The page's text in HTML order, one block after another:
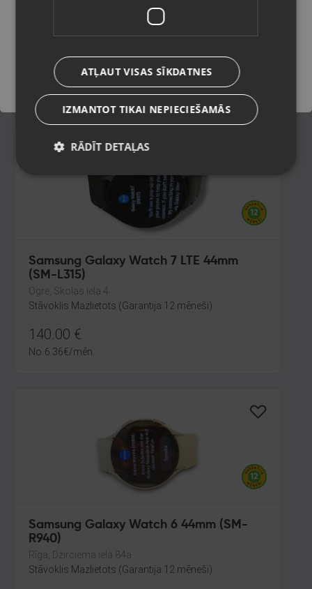
76.00
3.46€/mēn.
Samsung Galaxy Watch 7 LTE 44mm
(SM-L315)
Ogre, Skolas iela 4
Stāvoklis Mazlietots (Garantija 12 mēneši)
140.00 €
No 6.36€/mēn.
Samsung Galaxy Watch 6 44mm (SM-
R940)
Rīga, Dzirciema iela 84a
Stāvoklis Mazlietots (Garantija 12 mēneši)
Saglabāt
ATĻAUT VISAS SĪKDATNES
IZMANTOT TIKAI NEPIECIEŠAMĀS
RĀDĪT DETAĻAS